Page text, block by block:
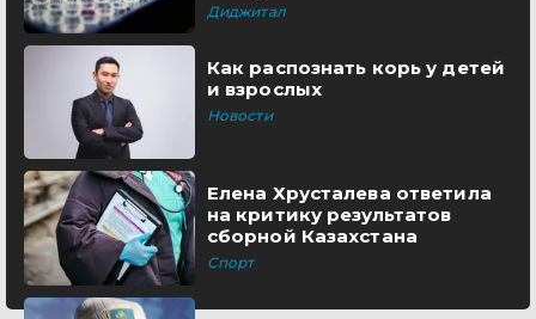
Диджитал
Как распознать корь у детей
и взрослых
Новости
Елена Хрусталева ответила
на критику результатов
сборной Казахстана
Спорт